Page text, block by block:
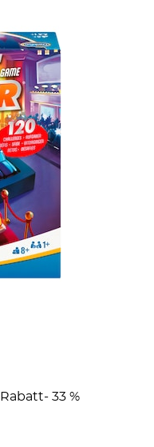
Rabatt- 33 %